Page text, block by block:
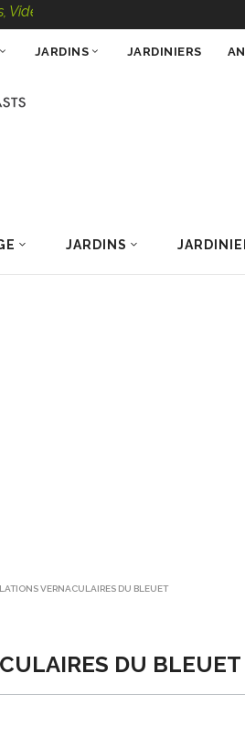
– 100 % Nature
JARDINS
JARDINS JARDINIERS
VERNACULAIRES DU BLEUET
DU BLEUET